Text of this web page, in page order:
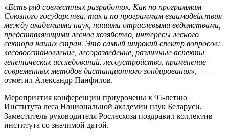
«Есть ряд совместных разработок. Как по программам
Союзного государства, так и по программам взаимодействия
между академиями наук, нашими отраслевыми ведомствами,
представляющими лесное хозяйство, интересы лесного
сектора наших стран. Это самый широкий спектр вопросов:
лесовосстановление, лесоразведение, различные аспекты
генетических исследований, лесоустройство, применение
современных методов дистанционного зондирования», —
отметил Александр Панфилов.
Мероприятия конференции приурочены к 95-летию
Института леса Национальной академии наук Беларуси.
Заместитель руководителя Рослесхоза поздравил коллектив
института со значимой датой.